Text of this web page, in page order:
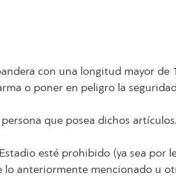
con una longitud mayor
o poner en peligro la
que posea dichos artículos.
esté prohibido (ya sea por
anteriormente mencionado u